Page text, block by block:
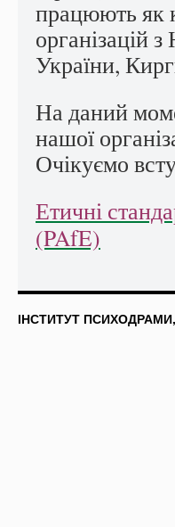
працюють як
організацій
України,
На даний
нашої
Очікуємо
Етичні
(PAfE)
ІНСТИТУТ